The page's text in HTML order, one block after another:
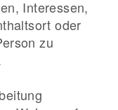
Interessen,
oder
zu